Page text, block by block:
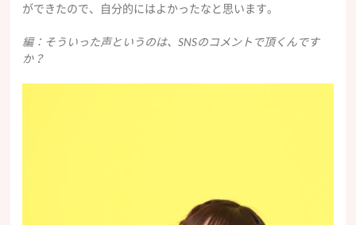
ができたので、自分的にはよかったなと思います。
編：そういった声というのは、SNSのコメントで頂くんです
か？